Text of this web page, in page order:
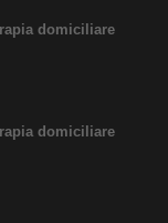
domiciliare
domiciliare